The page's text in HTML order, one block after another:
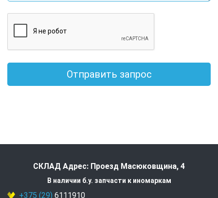
Отправить запрос
СКЛАД Адрес: Проезд Масюковщина, 4
В наличии б.у. запчасти к иномаркам
+375 (29) 6111910